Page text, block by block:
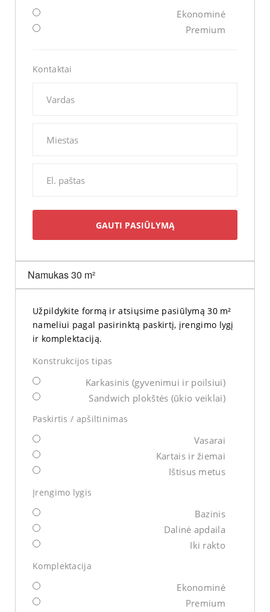
Ekonominė
Premium
Kontaktai
Namukas 30 m²
Užpildykite formą ir atsiųsime pasiūlymą 30 m²
nameliui pagal pasirinktą paskirtį, įrengimo lygį
ir komplektaciją.
Konstrukcijos tipas
Karkasinis (gyvenimui ir poilsiui)
Sandwich plokštės (ūkio veiklai)
Paskirtis / apšiltinimas
Vasarai
Kartais ir žiemai
Ištisus metus
Įrengimo lygis
Bazinis
Dalinė apdaila
Iki rakto
Komplektacija
Ekonominė
Premium